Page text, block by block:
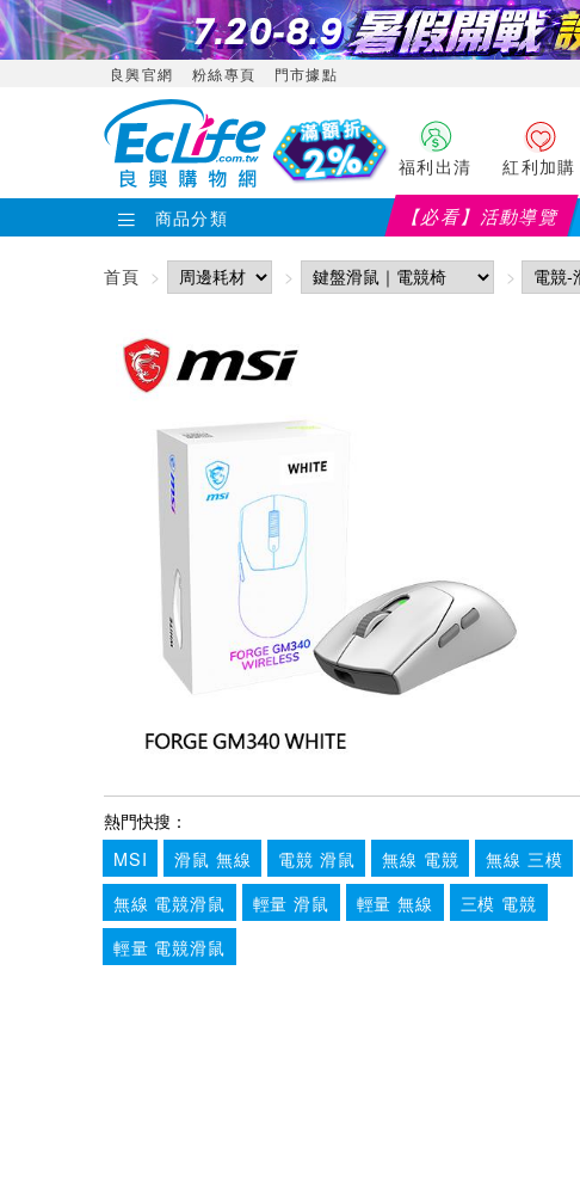
良興官網 粉絲專頁 門市據點
福利出清 紅利加購
商品分類 【必看】活動導覽
首頁
熱門快搜：
MSI
滑鼠 無線 電競 滑鼠 無線 電競
無線 三模
無線 電競滑鼠
輕量 滑鼠 輕量 無線
三模 電競
輕量 電競滑鼠